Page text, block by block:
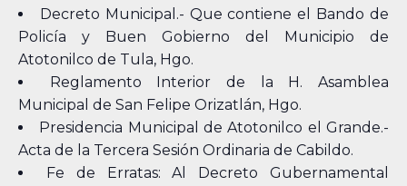
Decreto Municipal.- Que contiene el Bando de
Policía y Buen Gobierno del Municipio de
Atotonilco de Tula, Hgo.
Reglamento Interior de la H. Asamblea
Municipal de San Felipe Orizatlán, Hgo.
Presidencia Municipal de Atotonilco el Grande.-
Acta de la Tercera Sesión Ordinaria de Cabildo.
Fe de Erratas: Al Decreto Gubernamental